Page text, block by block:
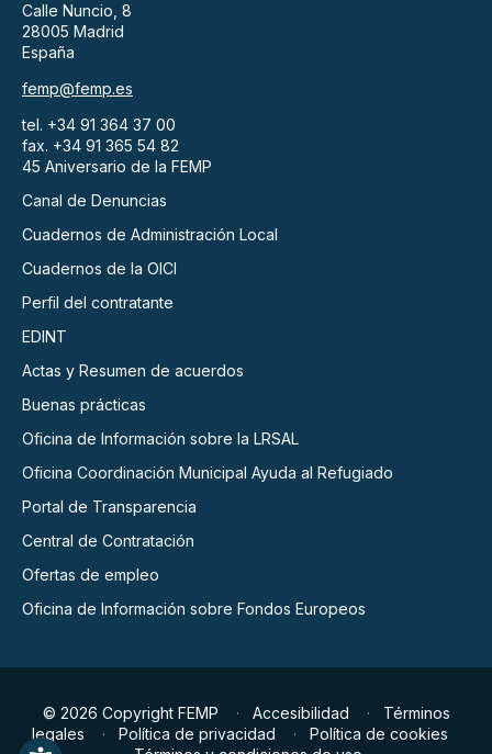
Calle Nuncio, 8
28005 Madrid
España
femp@femp.es
tel. +34 91 364 37 00
fax. +34 91 365 54 82
45 Aniversario de la FEMP
Canal de Denuncias
Cuadernos de Administración Local
Cuadernos de la OICI
Perfil del contratante
EDINT
Actas y Resumen de acuerdos
Buenas prácticas
Oficina de Información sobre la LRSAL
Oficina Coordinación Municipal Ayuda al Refugiado
Portal de Transparencia
Central de Contratación
Ofertas de empleo
Oficina de Información sobre Fondos Europeos
© 2026 Copyright FEMP Accesibilidad
Términos
legales
Política de privacidad
Política de cookies